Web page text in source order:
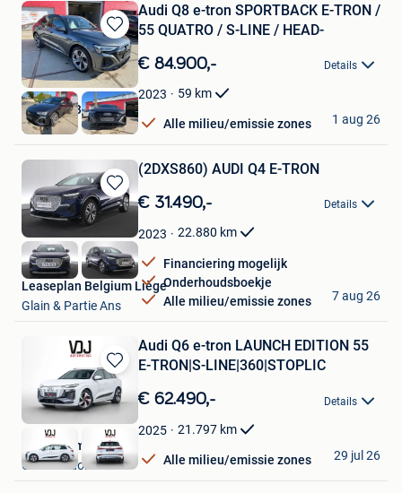
Bewaren
in
Mijn
Favorieten
Audi Q8 e-tron SPORTBACK E-TRON /
55 QUATRO / S-LINE / HEAD-
€ 84.900,- Details
2023 59 km
Alle milieu/emissie zones
GARAGE BAUWENS
Tielt
1 aug 26
Bewaren
in
Favorieten
(2DXS860) AUDI Q4 E-TRON
€ 31.490,- Details
2023 22.880 km
Financiering mogelijk
Onderhoudsboekje
Alle milieu/emissie zones
Leaseplan Belgium Liège
Glain & Partie Ans
7 aug 26
Bewaren
in
Mijn
Favorieten
Audi Q6 e-tron LAUNCH EDITION 55
E-TRON|S-LINE|360|STOPLIC
€ 62.490,- Details
2025 21.797 km
Alle milieu/emissie zones
VDJ Automotive
Grobbendonk
29 jul 26